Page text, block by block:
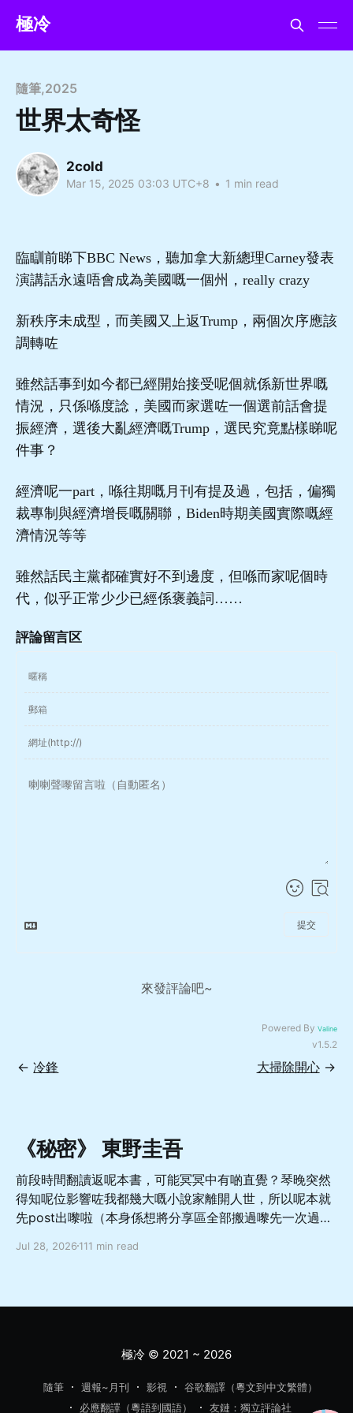
極冷
隨筆,2025
世界太奇怪
2cold
Mar 15, 2025 03:03 UTC+8 • 1 min read
臨瞓前睇下BBC News，聽加拿大新總理Carney發表
演講話永遠唔會成為美國嘅一個州，really crazy
新秩序未成型，而美國又上返Trump，兩個次序應該
調轉咗
雖然話事到如今都已經開始接受呢個就係新世界嘅
情況，只係喺度諗，美國而家選咗一個選前話會提
振經濟，選後大亂經濟嘅Trump，選民究竟點樣睇呢
件事？
經濟呢一part，喺往期嘅月刊有提及過，包括，偏獨
裁專制與經濟增長嘅關聯，Biden時期美國實際嘅經
濟情況等等
雖然話民主黨都確實好不到邊度，但喺而家呢個時
代，似乎正常少少已經係褒義詞……
評論留言区
提交
來發評論吧~
Powered By Valine
v1.5.2
←冷鋒 大掃除開心→
《秘密》 東野圭吾
前段時間翻讀返呢本書，可能冥冥中有啲直覺？琴晚突然
得知呢位影響咗我都幾大嘅小說家離開人世，所以呢本就
先post出嚟啦（本身係想將分享區全部搬過嚟先一次過
善良溫柔而又軟弱怕事嘅非典型成年男性嘅角度出發，寫
如何交流相處理解都有幾深刻嘅描寫，舊身份同新身份嘅
希望呢本書，可以幫你暫時逃離呢個節奏越來越快嘅世
惜每一段嘅相遇同陪伴 「首先，很久以前我就有這樣的考
慮。」 「很久以前？」 「在這件事發生之前。」直子攤
Jul 28, 2026 111 min read
極冷© 2021 ~ 2026
隨筆 週報~月刊 影視
谷歌翻譯（粵文到中文繁體）
必應翻譯（粵語到國語）
友鏈：獨立評論社